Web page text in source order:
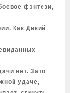
фэнтези,
Как Дикий
нет. Зато
удаче,